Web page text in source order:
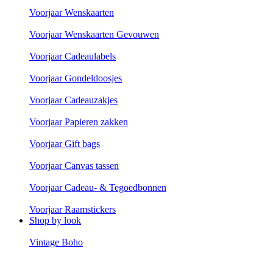
Voorjaar Wenskaarten
Voorjaar Wenskaarten Gevouwen
Voorjaar Cadeaulabels
Voorjaar Gondeldoosjes
Voorjaar Cadeauzakjes
Voorjaar Papieren zakken
Voorjaar Gift bags
Voorjaar Canvas tassen
Voorjaar Cadeau- & Tegoedbonnen
Voorjaar Raamstickers
Shop by look
Vintage Boho